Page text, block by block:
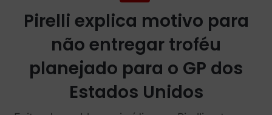
Pirelli explica motivo para
não entregar troféu
planejado para o GP dos
Estados Unidos